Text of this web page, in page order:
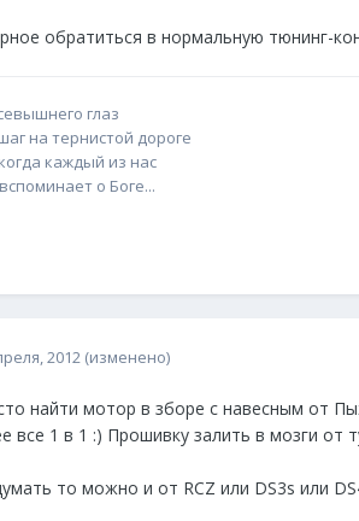
обратиться в нормальную тюнинг-
глаз
на тернистой дороге
каждый из нас
о Боге...
2012 (изменено)
найти мотор в зборе с навесным от
все 1 в 1 :) Прошивку залить в мозги от
то можно и от RCZ или DS3s или